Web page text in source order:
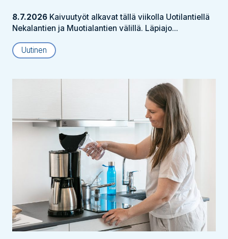
8.7.2026 Kaivuutyöt alkavat tällä viikolla Uotilantiellä
Nekalantien ja Muotialantien välillä. Läpiajo...
Uutinen